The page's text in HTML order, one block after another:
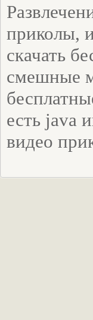
приколы,
скачать
смешные
есть java
видео